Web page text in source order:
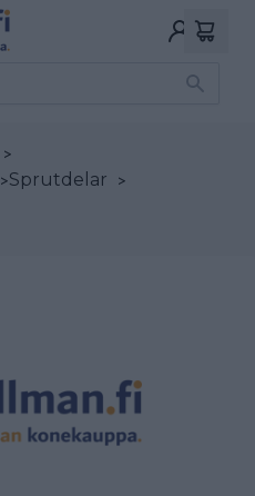
>
>Sprutdelar >